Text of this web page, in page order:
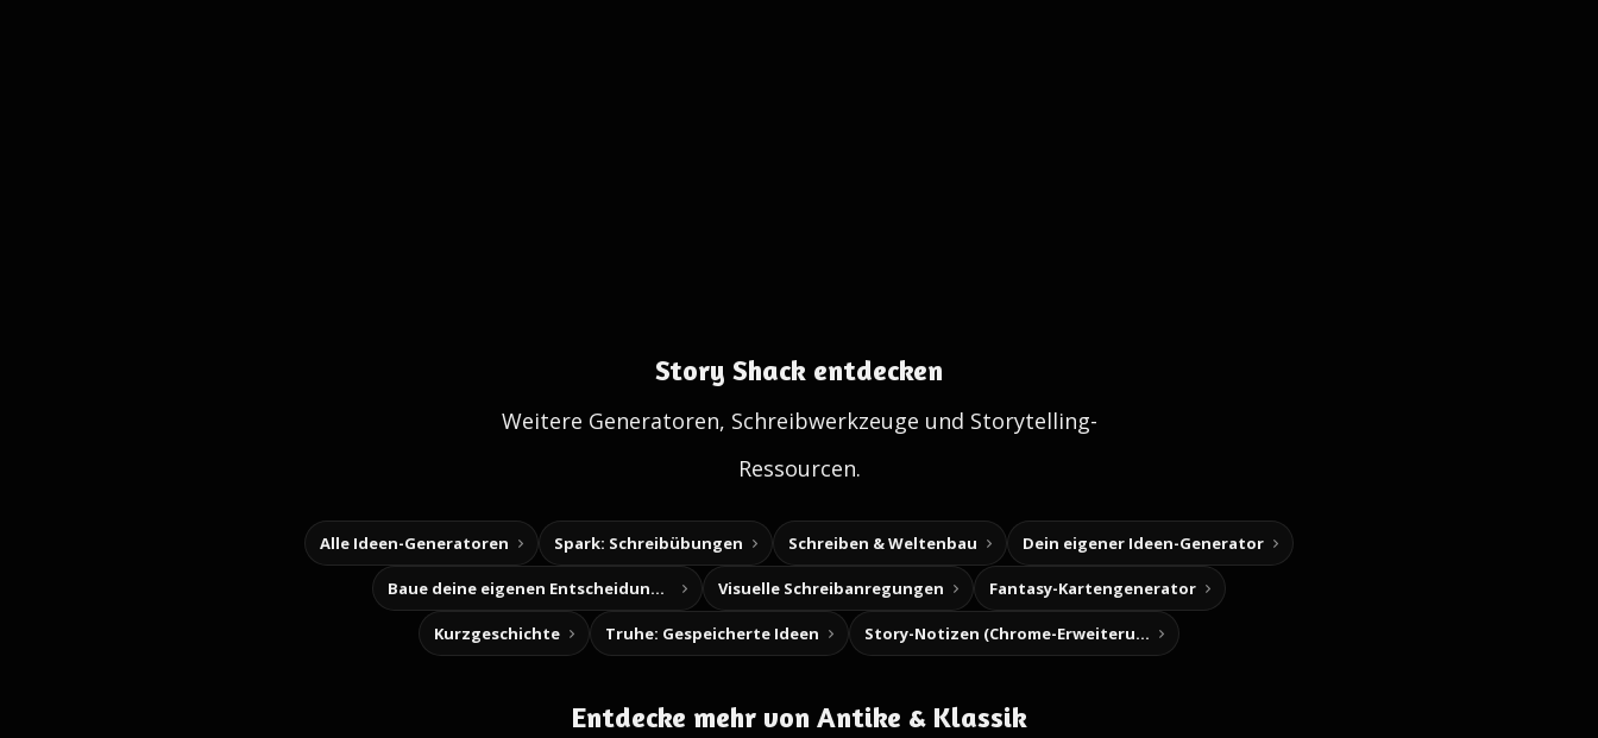
Story Shack entdecken
Weitere Generatoren, Schreibwerkzeuge und Storytelling-
Ressourcen.
Alle Ideen-Generatoren Spark: Schreibübungen Schreiben & Weltenbau Dein eigener Ideen-Generator
Baue deine eigenen Entscheidungsabenteuer Visuelle Schreibanregungen Fantasy-Kartengenerator
Kurzgeschichte Truhe: Gespeicherte Ideen Story-Notizen (Chrome-Erweiterung)
Entdecke mehr von Antike & Klassik